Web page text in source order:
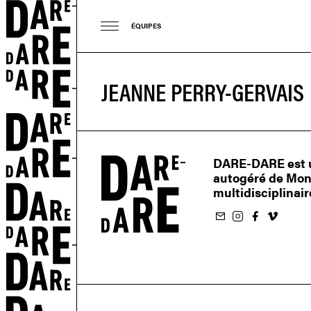
ÉQUIPES
JEANNE PERRY-GERVAIS
DARE-DARE
autogéré de
M'inscrire à l'infolettre
Suivez-nous sur Instagram
Suivez-nous sur Facebook
Suivez-nous sur Vimeo